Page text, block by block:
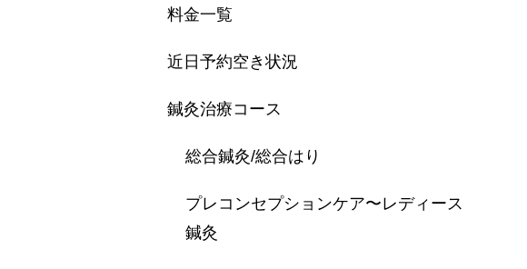
料金一覧
近日予約空き状況
鍼灸治療コース
総合鍼灸/総合はり
プレコンセプションケア〜レディース
鍼灸